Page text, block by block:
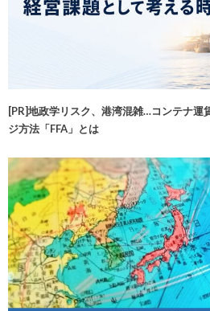
[PR]地政学リスク、港湾混雑…コンテナ運
ジ方法「FFA」とは